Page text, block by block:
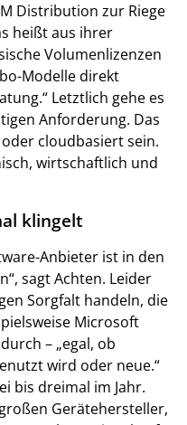
Distribution zur Riege
heißt aus ihrer
Volumenlizenzen
Modelle direkt
Letztlich gehe es
Anforderung. Das
cloudbasiert sein.
wirtschaftlich und
klingelt
Anbieter ist in den
sagt Achten. Leider
Sorgfalt handeln, die
Microsoft
– „egal, ob
wird oder neue.“
bis dreimal im Jahr.
Gerätehersteller,